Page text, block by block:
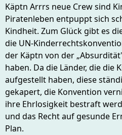
Käptn Arrrs neue Crew sind
Piratenleben entpuppt sich
Kindheit. Zum Glück gibt es
die UN-
der Käptn von der
haben. Da die Länder, die die
aufgestellt haben, diese
gekapert, die Konvention
ihre Ehrlosigkeit bestraft
und das Recht auf gesunde
Plan.